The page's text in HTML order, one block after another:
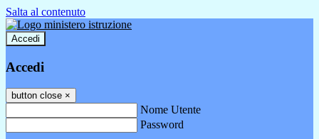
Salta al contenuto
Accedi
Accedi
button close ×
Nome Utente
Password